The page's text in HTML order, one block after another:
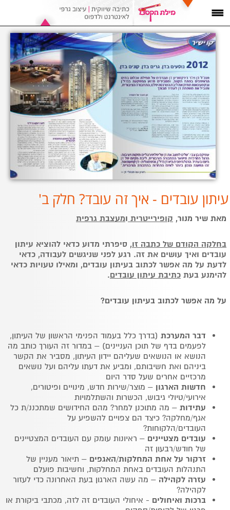
עיתון עובדים - איך זה עובד? חלק ב'
מאת שיר מנור, קופירייטרית ומעצבת גרפית
בחלקה הקודם של כתבה זו, סיפרתי מדוע כדאי להוציא עיתון
עובדים ואיך עושים את זה. רגע לפני שניגשים לעבודה, כדאי
לדעת על מה אפשר לכתוב בעיתון עובדים, ומאילו טעויות כדאי
להימנע בעת כתיבת עיתון עובדים.
על מה אפשר לכתוב בעיתון עובדים?
דבר המערכת(בדרך כלל בעמוד הפנימי הראשון של העיתון,
לפעמים בדף של תוכן העניינים) – במדור זה העורך כותב מה
הנושא או הנושאים שעליהם יידון העיתון, מסביר את הקשר
ביניהם ואת חשיבותם, ומביע את דעתו עליהם ועל נושאים
מרכזיים אחרים שעל סדר היום
חדשות הארגון – מוצר/שירות חדש, מינויים ופיטורים,
אירועי/טיולי גיבוש, הכשרות והשתלמויות
עתידות– מה מתוכנן למחר? מהם החידושים שמתכננ/ת כל
אגף/מחלקה? כיצד הם צפויים להשפיע על
העובדים/הלקוחות?
עובדים מצטיינים – ראיונות עומק עם העובדים המצטיינים
של חודש/רבעון זה
זרקור על אחת המחלקות/האגפים – תיאור מעניין של
התנהלות העובדים באחת המחלקות, וחשיבות פועלם
עזרה לקהילה – מה עשה הארגון בעת האחרונה כדי לעזור
לקהילה?
ברכות ואיחולים - איחולי העובדים זה לזה, מכתבי ביקורת או